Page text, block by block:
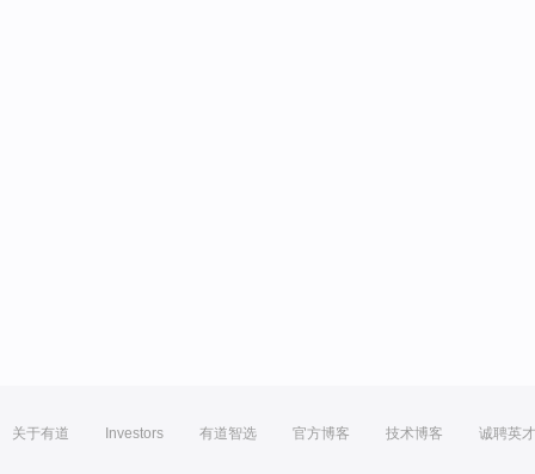
关于有道 Investors 有道智选 官方博客 技术博客 诚聘英才